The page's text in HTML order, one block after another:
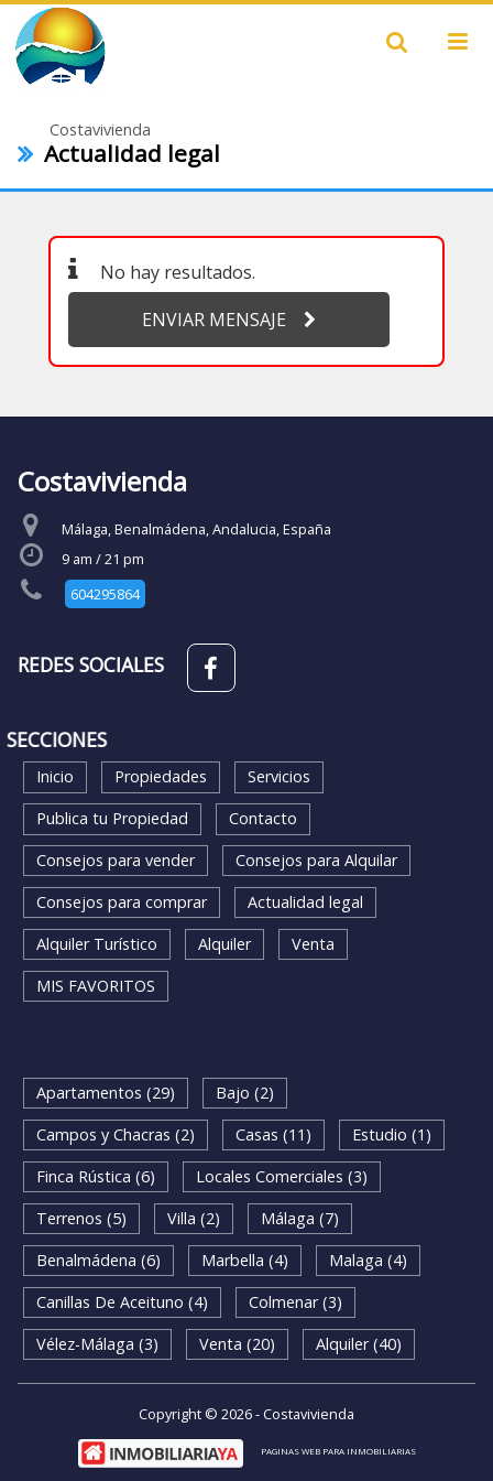
Costavivienda
Actualidad legal
No hay resultados.
ENVIAR MENSAJE
Costavivienda
Málaga, Benalmádena, Andalucia, España
9 am / 21 pm
604295864
REDES SOCIALES
SECCIONES
Inicio Propiedades
Servicios
Publica tu Propiedad
Contacto
Consejos para vender
Consejos para Alquilar
Consejos para comprar
Actualidad legal
Alquiler Turístico
Alquiler
Venta
MIS FAVORITOS
Apartamentos (29)
Bajo (2)
Campos y Chacras (2)
Casas (11)
Estudio (1)
Finca Rústica (6)
Locales Comerciales (3)
Terrenos (5)
Villa (2)
Málaga (7)
Benalmádena (6)
Marbella (4)
Malaga (4)
Canillas De Aceituno (4)
Colmenar (3)
Vélez-Málaga (3)
Venta (20) Alquiler (40)
Copyright © 2026 - Costavivienda
PAGINAS WEB PARA INMOBILIARIAS